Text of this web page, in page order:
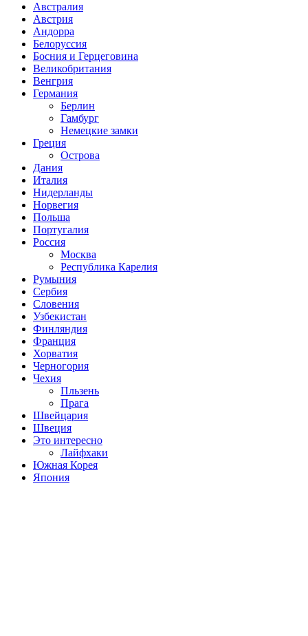
Австралия
Австрия
Андорра
Белоруссия
Босния и Герцеговина
Великобритания
Венгрия
Германия
Берлин
Гамбург
Немецкие замки
Греция
Острова
Дания
Италия
Нидерланды
Норвегия
Польша
Португалия
Россия
Москва
Республика Карелия
Румыния
Сербия
Словения
Узбекистан
Финляндия
Франция
Хорватия
Черногория
Чехия
Пльзень
Прага
Швейцария
Швеция
Это интересно
Лайфхаки
Южная Корея
Япония